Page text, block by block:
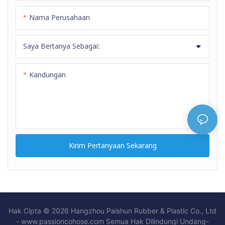
Nama Perusahaan
Saya Bertanya Sebagai:
Kandungan
Kirim Pertanyaan Sekarang
RMA-A dan anti rembesan,
permukaan selang halus,
berwarna merah, biru, dan
kuning.
Hak Cipta © 2026 Hangzhou Paishun Rubber & Plastic Co., Ltd
- www.passioncohose.com Semua Hak Dilindungi Undang-